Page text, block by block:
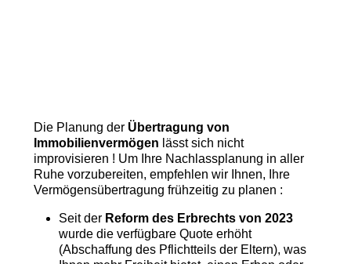
Die Planung der Übertragung von
Immobilienvermögen lässt sich nicht
improvisieren ! Um Ihre Nachlassplanung in aller
Ruhe vorzubereiten, empfehlen wir Ihnen, Ihre
Vermögensübertragung frühzeitig zu planen :
Seit der Reform des Erbrechts von 2023
wurde die verfügbare Quote erhöht
(Abschaffung des Pflichtteils der Eltern), was